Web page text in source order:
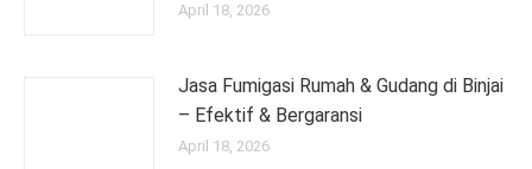
April 18, 2026
Jasa Fumigasi Rumah & Gudang di Binjai
– Efektif & Bergaransi
April 18, 2026